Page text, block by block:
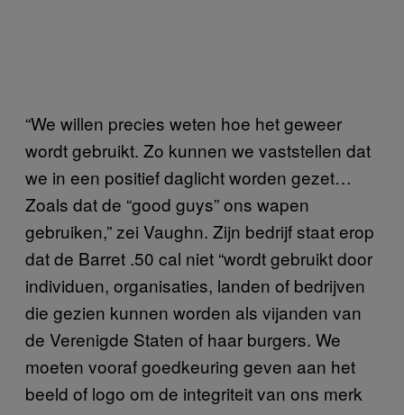
“We willen precies weten hoe het geweer
wordt gebruikt. Zo kunnen we vaststellen dat
we in een positief daglicht worden gezet…
Zoals dat de “good guys” ons wapen
gebruiken,” zei Vaughn. Zijn bedrijf staat erop
dat de Barret .50 cal niet “wordt gebruikt door
individuen, organisaties, landen of bedrijven
die gezien kunnen worden als vijanden van
de Verenigde Staten of haar burgers. We
moeten vooraf goedkeuring geven aan het
beeld of logo om de integriteit van ons merk